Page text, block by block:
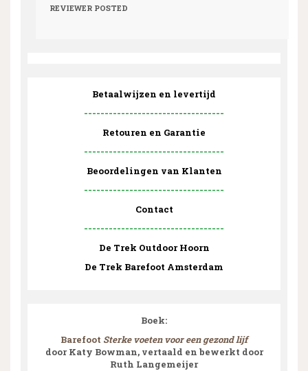
REVIEWER POSTED
Betaalwijzen en levertijd
----------------------------------
Retouren en Garantie
----------------------------------
Beoordelingen van Klanten
----------------------------------
Contact
----------------------------------
De Trek Outdoor Hoorn
De Trek Barefoot Amsterdam
Boek:
Barefoot Sterke voeten voor een gezond lijf
door Katy Bowman, vertaald en bewerkt door
Ruth Langemeijer